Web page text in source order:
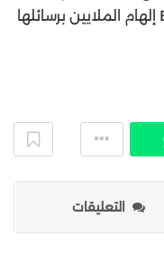
وأدائهم. تواصل فرقة بي تي أس BTS إلهام الملايين برسائلها
التعليقات